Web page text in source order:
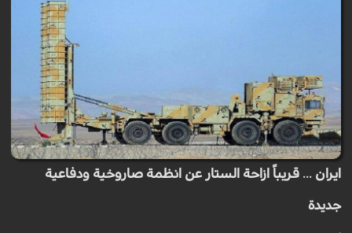
ايران ... قريباً ازاحة الستار عن انظمة صاروخية ودفاعية
جديدة